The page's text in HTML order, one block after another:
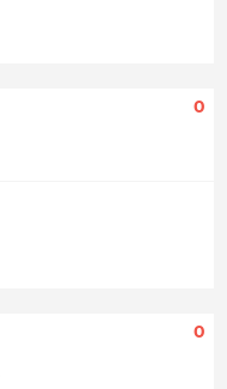
0
0